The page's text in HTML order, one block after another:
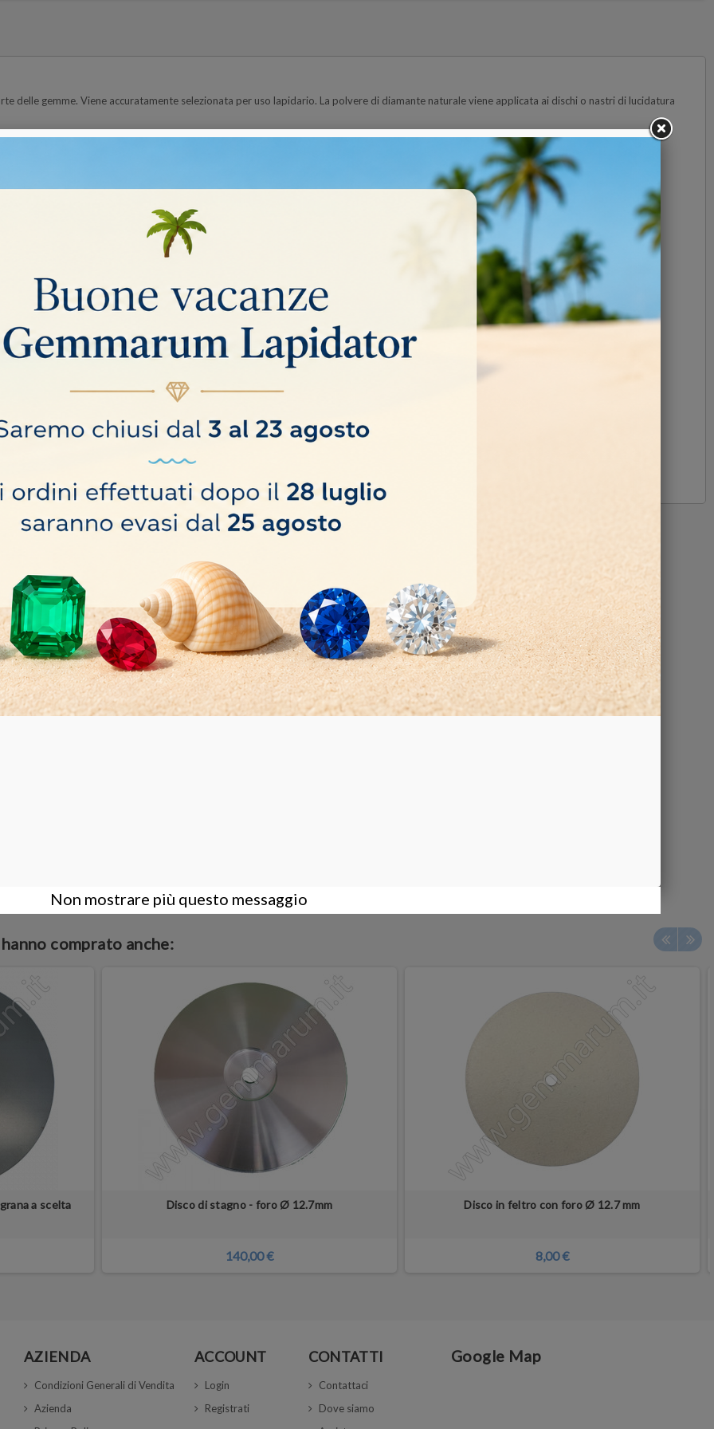
delle gemme. Viene accuratamente selezionata per uso lapidario. La polvere di diamante naturale viene applicata ai dischi o nastri di lucidatura
smeraldo, corindoni ecc.
comprato anche:
a scelta Disco di stagno - foro Ø 12.7mm
140,00 €
Disco in feltro con foro Ø 12.7 mm
8,00 €
AZIENDA
Condizioni Generali di Vendita
Azienda
ACCOUNT
Login
Registrati
CONTATTI
Contattaci
Dove siamo
Google Map
Non mostrare più questo messaggio